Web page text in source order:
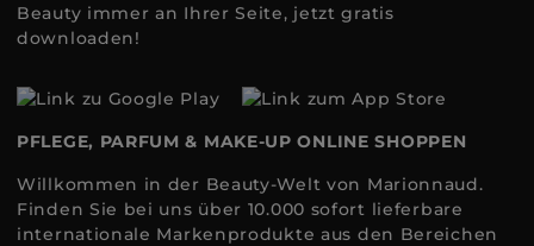
Beauty immer an Ihrer Seite, jetzt gratis
downloaden!
PFLEGE, PARFUM & MAKE-UP ONLINE SHOPPEN
Willkommen in der Beauty-Welt von Marionnaud.
Finden Sie bei uns über 10.000 sofort lieferbare
internationale Markenprodukte aus den Bereichen